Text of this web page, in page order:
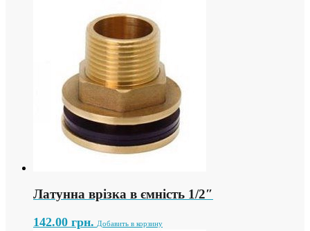
Латунна врізка в ємність 1/2″
142.00 грн. Добавить в корзину